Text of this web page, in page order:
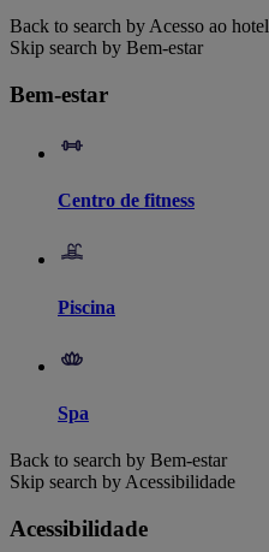
Back to search by Acesso ao hotel
Skip search by Bem-estar
Bem-estar
Centro de fitness
Piscina
Spa
Back to search by Bem-estar
Skip search by Acessibilidade
Acessibilidade